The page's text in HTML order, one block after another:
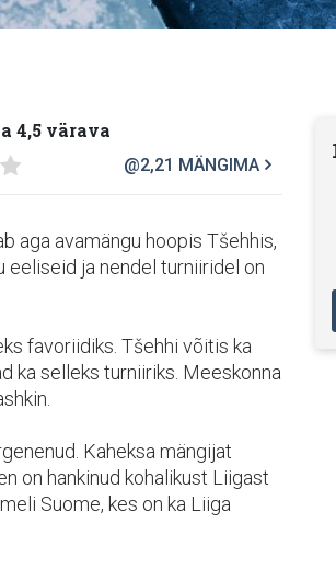
4,5 värava
@2,21 MÄNGIMA
aga avamängu hoopis Tšehhis,
eeliseid ja nendel turniiridel on
favoriidiks. Tšehhi võitis ka
ka selleks turniiriks. Meeskonna
Kaheksa mängijat
on hankinud kohalikust Liigast
Suome, kes on ka Liiga